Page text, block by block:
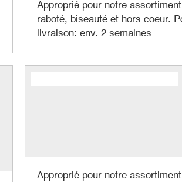
Approprié pour notre
raboté, biseauté et hors coeur.
livraison: env. 2 semaines
Approprié pour notre